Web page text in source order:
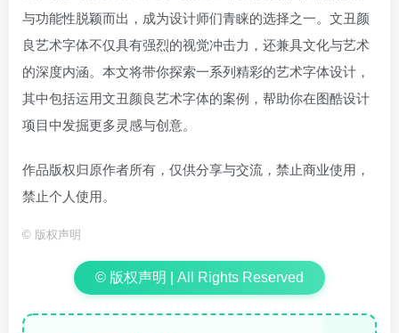
与功能性脱颖而出，成为设计师们青睐的选择之一。文丑颜
良艺术字体不仅具有强烈的视觉冲击力，还兼具文化与艺术
的深度内涵。本文将带你探索一系列精彩的艺术字体设计，
其中包括运用文丑颜良艺术字体的案例，帮助你在图酷设计
项目中发掘更多灵感与创意。
作品版权归原作者所有，仅供分享与交流，禁止商业使用，
禁止个人使用。
© 版权声明
© 版权声明 | All Rights Reserved